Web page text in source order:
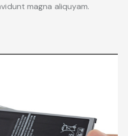
magna aliquyam.